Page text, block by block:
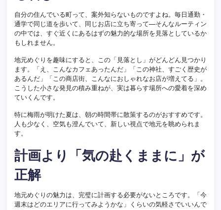
自分の住んでいる町って、案外知らないものですよね。毎日通勤・
通学で同じ道を歩いて、同じお店に立ち寄って—そんなルーティン
の中では、すぐ近くにあるはずの魅力的な場所を見落としているか
もしれません。
地元めぐりを趣味にすると、この「見落とし」がどんどん見つかり
ます。「え、こんなカフェあったんだ」「この神社、すごく歴史が
あるんだ」「この商店街、こんなにおしゃれなお店が増えてる」。
こうした小さな発見の積み重ねが、実は暮らす場所への愛着を深め
ていくんです。
特に梅雨が明けた夏は、朝の時間帯に散策するのがおすすめです。
人も少なく、空気も澄んでいて、新しい視点で地元を眺められま
す。
計画より「気の赴くままに」が
正解
地元めぐりの魅力は、完璧に計画する必要がないところです。「今
週末はどのエリアに行ってみようかな」くらいの気軽さでいいんで